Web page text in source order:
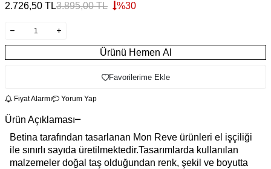
2.726,50 TL3.895,00TL %30
Ürünü Hemen Al
Favorilerime Ekle
Fiyat Alarmı Yorum Yap
Ürün Açıklaması
Betina tarafından tasarlanan Mon Reve ürünleri el işçiliği
ile sınırlı sayıda üretilmektedir.Tasarımlarda kullanılan
malzemeler doğal taş olduğundan renk, şekil ve boyutta